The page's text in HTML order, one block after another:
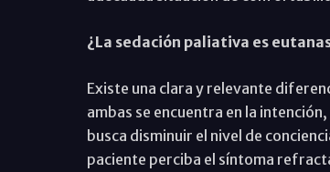
¿La sedación paliativa es
Existe una clara y relevante
ambas se encuentra en la
busca disminuir el nivel de
paciente perciba el síntoma